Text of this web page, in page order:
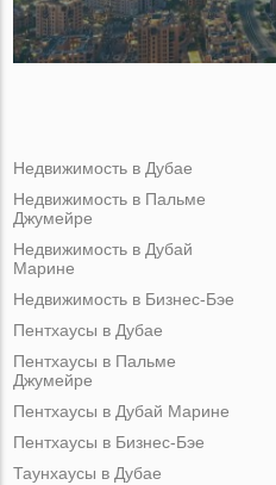
Недвижимость в Дубае
Недвижимость в Пальме
Джумейре
Недвижимость в Дубай
Марине
Недвижимость в Бизнес-Бэе
Пентхаусы в Дубае
Пентхаусы в Пальме
Джумейре
Пентхаусы в Дубай Марине
Пентхаусы в Бизнес-Бэе
Таунхаусы в Дубае